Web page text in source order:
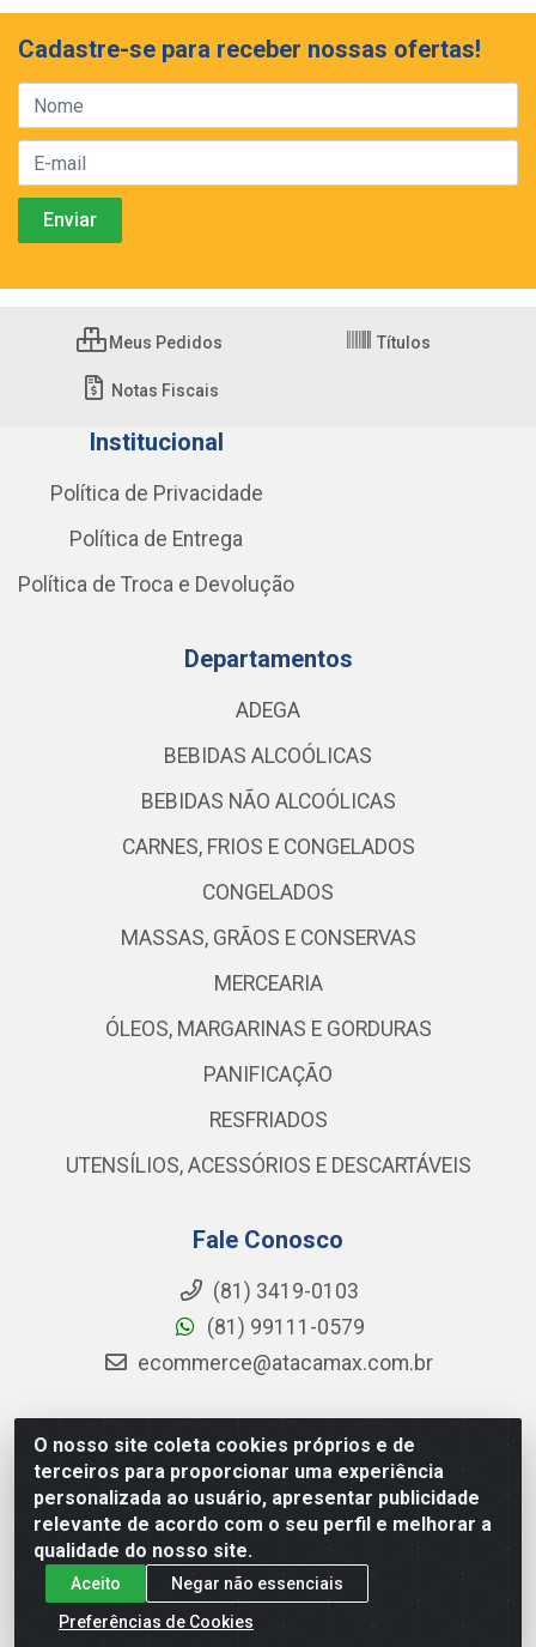
O nosso site coleta cookies próprios e de
terceiros para proporcionar uma experiência
personalizada ao usuário, apresentar publicidade
relevante de acordo com o seu perfil e melhorar a
qualidade do nosso site.
Aceito
Negar não essenciais
Preferências de Cookies
Cadastre-se para receber nossas ofertas!
Meus Pedidos Títulos
Notas Fiscais
Institucional
Política de Privacidade
Política de Entrega
Política de Troca e Devolução
Departamentos
ADEGA
BEBIDAS ALCOÓLICAS
BEBIDAS NÃO ALCOÓLICAS
CARNES, FRIOS E CONGELADOS
CONGELADOS
MASSAS, GRÃOS E CONSERVAS
MERCEARIA
ÓLEOS, MARGARINAS E GORDURAS
PANIFICAÇÃO
RESFRIADOS
UTENSÍLIOS, ACESSÓRIOS E DESCARTÁVEIS
Fale Conosco
(81) 3419-0103
(81) 99111-0579
ecommerce@atacamax.com.br
Atacamax Importadora de Alimentos LTDA - RODOVIA BR-
101 - SUL, KM 79,60 GP E GALPAO:D - Muribeca, Jaboatão dos
Guararapes - PE, 54355-010 - CNPJ 08.305.623/0001-84